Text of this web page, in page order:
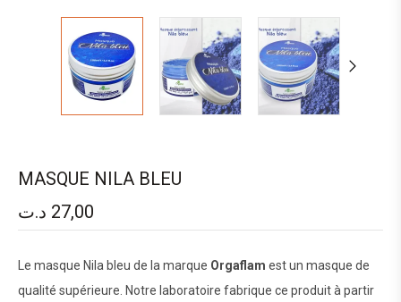
MASQUE NILA BLEU
27,00 د.ت
Le masque Nila bleu de la marque Orgaflam est un masque de
qualité supérieure. Notre laboratoire fabrique ce produit à partir